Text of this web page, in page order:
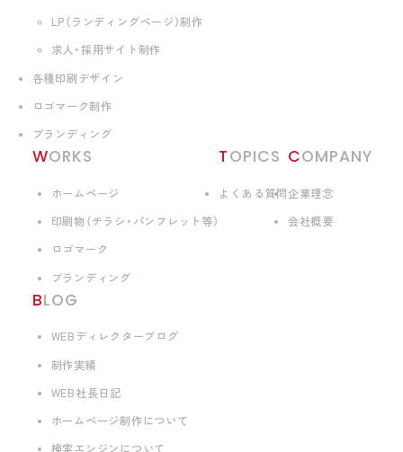
LP（ランディングページ）制作
求人・採用サイト制作
各種印刷デザイン
ロゴマーク制作
ブランディング
WORKS
ホームページ
印刷物（チラシ・パンフレット等）
ロゴマーク
ブランディング
TOPICS
よくある質問
COMPANY
企業理念
会社概要
BLOG
WEBディレクターブログ
制作実績
WEB社長日記
ホームページ制作について
検索エンジンについて